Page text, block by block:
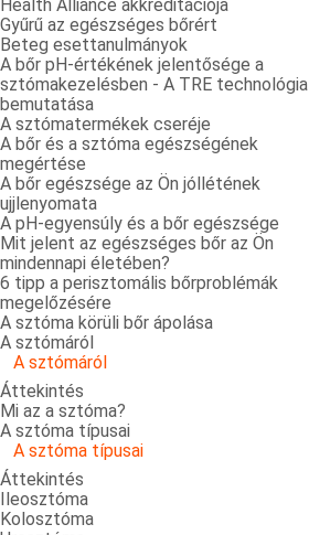
Health Alliance akkreditációja
Gyűrű az egészséges bőrért
Beteg esettanulmányok
A bőr pH-értékének jelentősége a
sztómakezelésben - A TRE technológia
bemutatása
A sztómatermékek cseréje
A bőr és a sztóma egészségének
megértése
A bőr egészsége az Ön jóllétének
ujjlenyomata
A pH-egyensúly és a bőr egészsége
Mit jelent az egészséges bőr az Ön
mindennapi életében?
6 tipp a perisztomális bőrproblémák
megelőzésére
A sztóma körüli bőr ápolása
A sztómáról
A sztómáról
Áttekintés
Mi az a sztóma?
A sztóma típusai
A sztóma típusai
Áttekintés
Ileosztóma
Kolosztóma